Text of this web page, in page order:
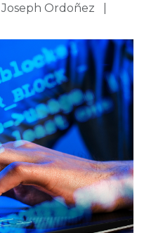
Joseph Ordoñez